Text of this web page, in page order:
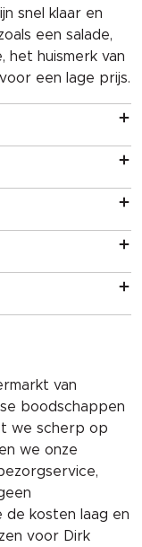
snel klaar en
een salade,
het huismerk van
een lage prijs.
van
boodschappen
we scherp op
we onze
de kosten laag en
voor Dirk